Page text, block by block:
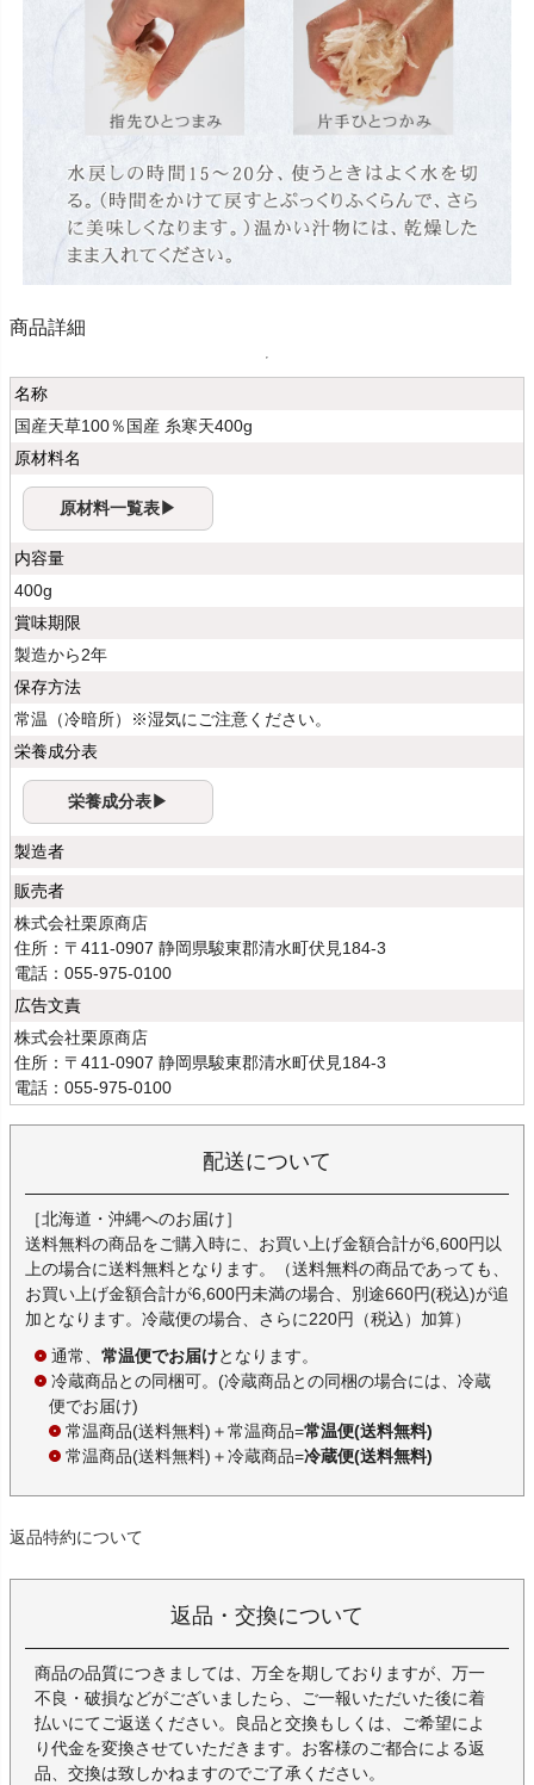
商品詳細
名称
国産天草100％国産 糸寒天400g
原材料名
原材料一覧表▶
内容量
400g
賞味期限
製造から2年
保存方法
常温（冷暗所）※湿気にご注意ください。
栄養成分表
栄養成分表▶
製造者
販売者
株式会社栗原商店
住所：〒411-0907 静岡県駿東郡清水町伏見184-3
電話：055-975-0100
広告文責
株式会社栗原商店
住所：〒411-0907 静岡県駿東郡清水町伏見184-3
電話：055-975-0100
配送について
［北海道・沖縄へのお届け］
送料無料の商品をご購入時に、お買い上げ金額合計が6,600円以
上の場合に送料無料となります。（送料無料の商品であっても、
お買い上げ金額合計が6,600円未満の場合、別途660円(税込)が追
加となります。冷蔵便の場合、さらに220円（税込）加算）
通常、 常温便でお届けとなります。
冷蔵商品との同梱可。(冷蔵商品との同梱の場合には、冷蔵
便でお届け)
常温商品(送料無料)＋常温商品=常温便(送料無料)
常温商品(送料無料)＋冷蔵商品=冷蔵便(送料無料)
返品特約について
返品・交換について
商品の品質につきましては、万全を期しておりますが、万一
不良・破損などがございましたら、ご一報いただいた後に着
払いにてご返送ください。良品と交換もしくは、ご希望によ
り代金を変換させていただきます。お客様のご都合による返
品、交換は致しかねますのでご了承ください。